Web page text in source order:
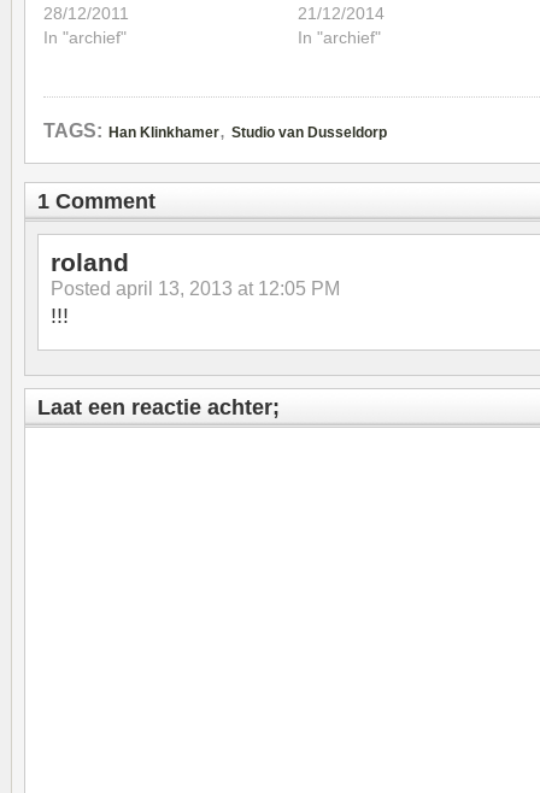
28/12/2011
In "archief"
21/12/2014
In "archief"
TAGS: Han Klinkhamer, Studio van Dusseldorp
1 Comment
roland
Posted april 13, 2013 at 12:05 PM
!!!
Laat een reactie achter;